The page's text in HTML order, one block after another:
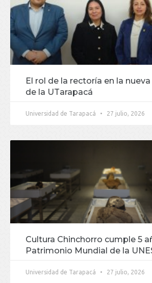
El rol de la rectoría en la
de la UTarapacá
Universidad de Tarapacá 27 julio, 2026
Cultura Chinchorro cumple 5
Patrimonio Mundial de la
Universidad de Tarapacá 27 julio, 2026